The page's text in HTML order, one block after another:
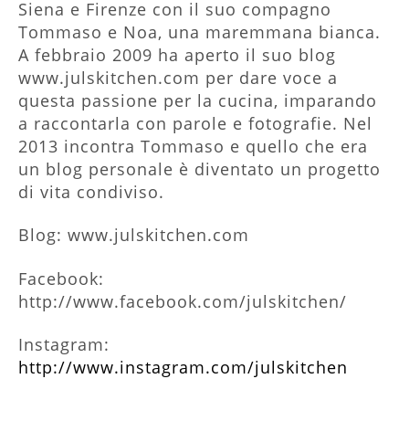
Siena e Firenze con il suo compagno
Tommaso e Noa, una maremmana bianca.
A febbraio 2009 ha aperto il suo blog
www.julskitchen.com per dare voce a
questa passione per la cucina, imparando
a raccontarla con parole e fotografie. Nel
2013 incontra Tommaso e quello che era
un blog personale è diventato un progetto
di vita condiviso.
Blog: www.julskitchen.com
Facebook:
http://www.facebook.com/julskitchen/
Instagram:
http://www.instagram.com/julskitchen